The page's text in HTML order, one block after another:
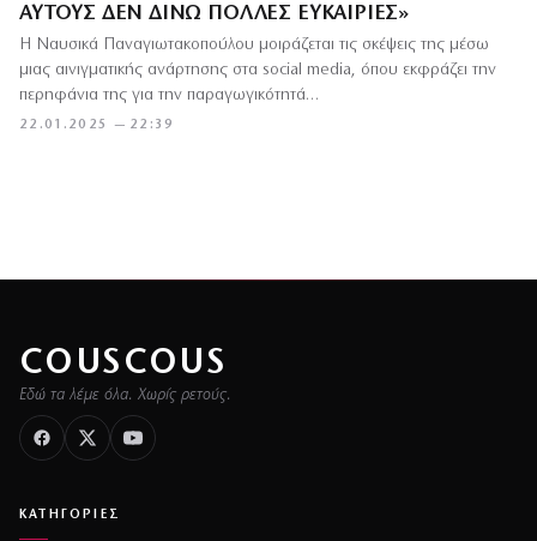
ΑΥΤΟΎΣ ΔΕΝ ΔΊΝΩ ΠΟΛΛΈΣ ΕΥΚΑΙΡΊΕΣ»
22.01.2025 — 22:39
Η Ναυσικά Παναγιωτακοπούλου μοιράζεται τις σκέψεις της μέσω
μιας αινιγματικής ανάρτησης στα social media, όπου εκφράζει την
περηφάνια της για την παραγωγικότητά…
COUSCOUS
Εδώ τα λέμε όλα. Χωρίς ρετούς.
ΚΑΤΗΓΟΡΙΕΣ